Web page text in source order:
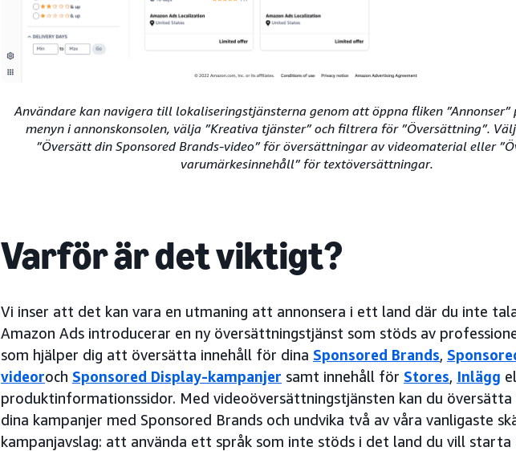
Användare kan navigera till lokaliseringstjänsterna genom att öppna fliken ”Annonser”
menyn i annonskonsolen, välja ”Kreativa tjänster” och filtrera för ”Översättning”.
”Översätt din Sponsored Brands-video” för översättningar av videomaterial eller
varumärkesinnehåll” för textöversättningar.
Varför är det viktigt?
Vi inser att det kan vara en utmaning att annonsera i ett land där du inte
Amazon Ads introducerar en ny översättningstjänst som stöds av
som hjälper dig att översätta innehåll för dina Sponsored Brands,
videoroch Sponsored Display-kampanjer samt innehåll för Stores, Inlägg
produktinformationssidor. Med videoöversättningstjänsten kan du
dina kampanjer med Sponsored Brands och undvika två av våra vanligaste
kampanjavslag: att använda ett språk som inte stöds i det land du vill starta